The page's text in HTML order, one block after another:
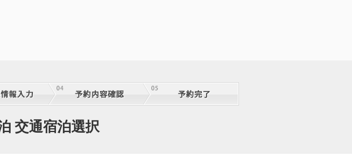
交通宿泊選択